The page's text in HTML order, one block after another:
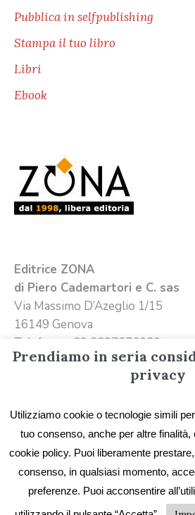
Pubblica in selfpublishing
Stampa il tuo libro
Libri
Ebook
Editrice ZONA
di Piero Cademartori e C. sas
Via Massimo D’Azeglio 1/15
16149 Genova
Telefono +39 3387676020
Emailinfo@editricezona.it
/ Editrice ZONA -
Prendiamo in seria
privacy
Utilizziamo cookie o tecnologie simili
tuo consenso, anche per altre
cookie policy. Puoi liberamente
consenso, in qualsiasi momento,
preferenze. Puoi acconsentire